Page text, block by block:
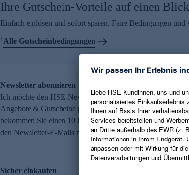
Ihre Gutschein-Vorteile auf einen Blick
Einfach einlösen und sofort sparen. Faire Bedingungen und
1Alle Gutscheinbedingungen
Newsletter abonnieren – 10 € Gutschein erhalten
Ich möchte den HSE-Newsletter abonnieren und aktuelle
Angebote & Gutscheine per E-Mail erhalten. Als
bekommen Sie einen 10 € Gutschein. Eine Abmeldung ist
den Newsletter-E-Mails möglich.
Sicher einkaufen